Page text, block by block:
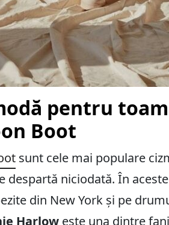
pentru
Boot
sunt cele mai populare
despartă niciodată. În
din New York și pe
Harlow este una dintre